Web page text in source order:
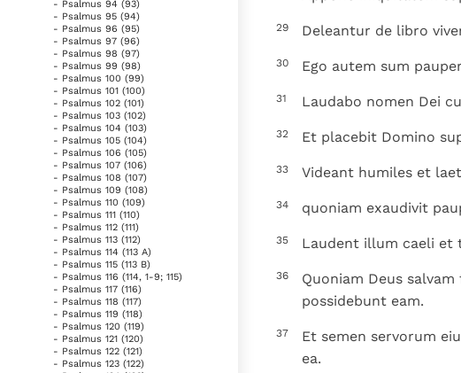
- Psalmus 94 (93)
- Psalmus 95 (94)
- Psalmus 96 (95)
- Psalmus 97 (96)
- Psalmus 98 (97)
- Psalmus 99 (98)
- Psalmus 100 (99)
- Psalmus 101 (100)
- Psalmus 102 (101)
- Psalmus 103 (102)
- Psalmus 104 (103)
- Psalmus 105 (104)
- Psalmus 106 (105)
- Psalmus 107 (106)
- Psalmus 108 (107)
- Psalmus 109 (108)
- Psalmus 110 (109)
- Psalmus 111 (110)
- Psalmus 112 (111)
- Psalmus 113 (112)
- Psalmus 114 (113 A)
- Psalmus 115 (113 B)
- Psalmus 116 (114, 1-9; 115)
- Psalmus 117 (116)
- Psalmus 118 (117)
- Psalmus 119 (118)
- Psalmus 120 (119)
- Psalmus 121 (120)
- Psalmus 122 (121)
- Psalmus 123 (122)
29 Deleantur de libro
30 Ego autem sum
31 Laudabo nomen Dei
32 Et placebit Domino
33 Videant humiles et
34 quoniam exaudivit
35 Laudent illum caeli et
36
Quoniam Deus
possidebunt eam.
37
Et semen servorum
ea.